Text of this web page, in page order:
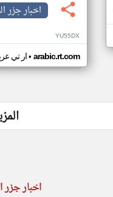
اخبار جزر
YU55DX
ار تي• arabic.rt.com
اخبار جزر